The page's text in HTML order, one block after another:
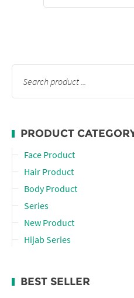
PRODUCT
Face Product
Hair Product
Body Product
Series
New Product
Hijab Series
BEST SELLER